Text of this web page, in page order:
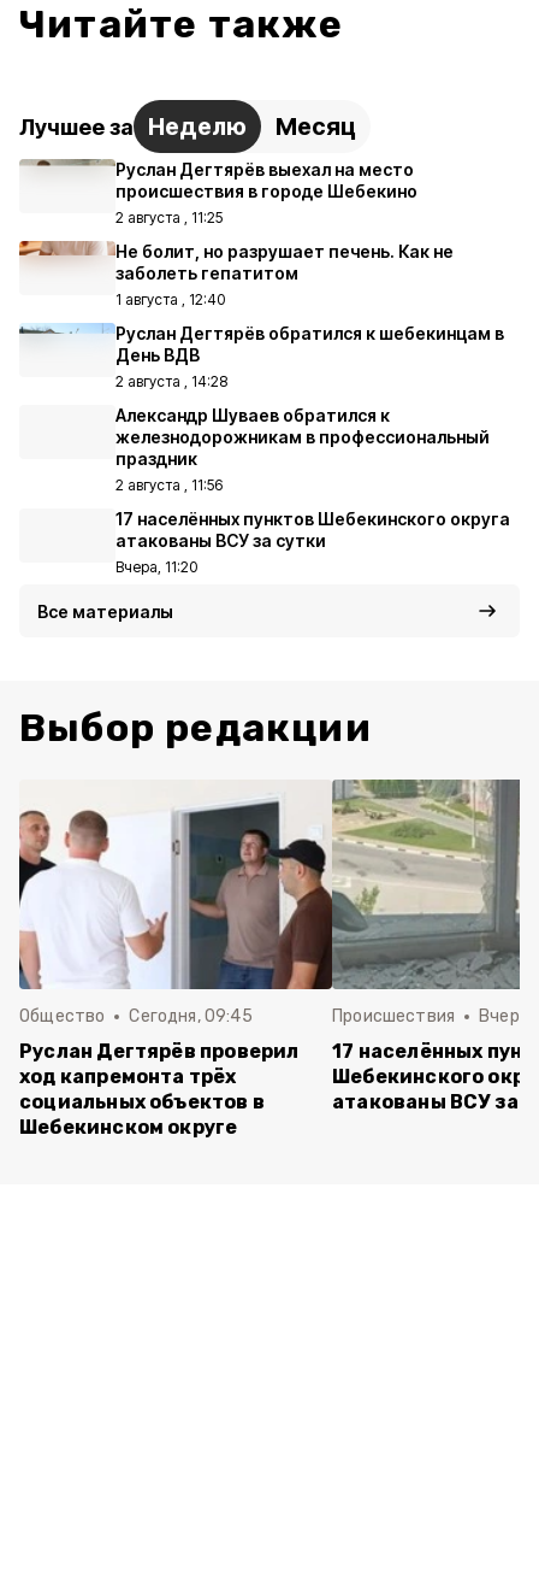
Читайте также
Лучшее за Неделю Месяц
Руслан Дегтярёв выехал на место
происшествия в городе Шебекино
2 августа , 11:25
Не болит, но разрушает печень. Как не
заболеть гепатитом
1 августа , 12:40
Руслан Дегтярёв обратился к шебекинцам в
День ВДВ
2 августа , 14:28
Александр Шуваев обратился к
железнодорожникам в профессиональный
праздник
2 августа , 11:56
17 населённых пунктов Шебекинского округа
атакованы ВСУ за сутки
Вчера, 11:20
Все материалы
Выбор редакции
Общество Сегодня, 09:45
Руслан Дегтярёв проверил
ход капремонта трёх
социальных объектов в
Шебекинском округе
Происшествия Вчера,
17 населённых
Шебекинского
атакованы ВСУ за